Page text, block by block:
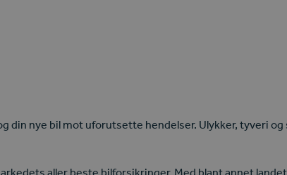
din nye bil mot uforutsette hendelser. Ulykker, tyveri og
aller beste bilforsikringer. Med blant annet